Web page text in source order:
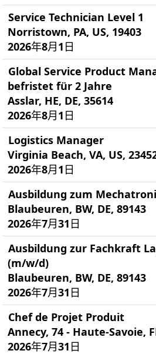
Service Technician Level 1
Norristown, PA, US, 19403
2026年8月1日
Global Service Product
befristet für 2 Jahre
Asslar, HE, DE, 35614
2026年8月1日
Logistics Manager
Virginia Beach, VA, US,
2026年8月1日
Ausbildung zum
Blaubeuren, BW, DE, 89143
2026年7月31日
Ausbildung zur Fachkraft
(m/w/d)
Blaubeuren, BW, DE, 89143
2026年7月31日
Chef de Projet Produit
Annecy, 74 - Haute-Savoie,
2026年7月31日